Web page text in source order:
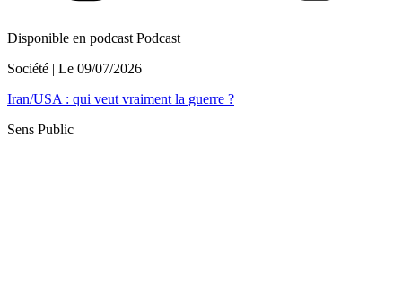
Disponible en podcast Podcast
Société | Le 09/07/2026
Iran/USA : qui veut vraiment la guerre ?
Sens Public